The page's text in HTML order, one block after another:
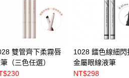
他人資訊註冊。若發現惡意使用之情形，
該用戶之使用額度並採取法律行動。
雙管齊下柔霧唇
（三色任選）
1028 鐳色線細閃
金屬眼線液筆
NT$298